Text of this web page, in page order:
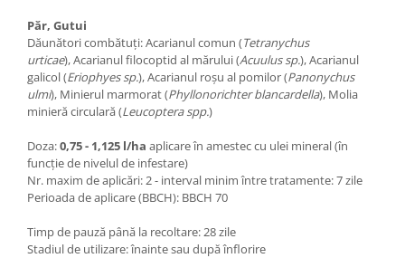
Păr, Gutui
Dăunători combătuți: Acarianul comun (Tetranychus
urticae), Acarianul filocoptid al mărului (Acuulus sp.), Acarianul
galicol (Eriophyes sp.), Acarianul roșu al pomilor (Panonychus
ulmi), Minierul marmorat (Phyllonorichter blancardella), Molia
minieră circulară (Leucoptera spp.)
Doza:0,75 - 1,125 l/ha aplicare în amestec cu ulei mineral (în
funcție de nivelul de infestare)
Nr. maxim de aplicări: 2 - interval minim între tratamente: 7 zile
Perioada de aplicare (BBCH): BBCH 70
Timp de pauză până la recoltare: 28 zile
Stadiul de utilizare: înainte sau după înflorire